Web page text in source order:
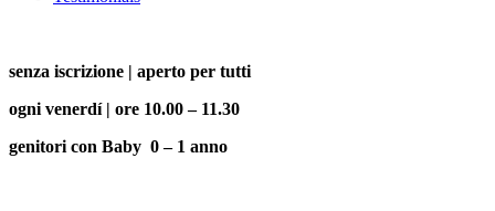
senza iscrizione | aperto per tutti
ogni venerdí | ore 10.00 – 11.30
genitori con Baby 0 – 1 anno